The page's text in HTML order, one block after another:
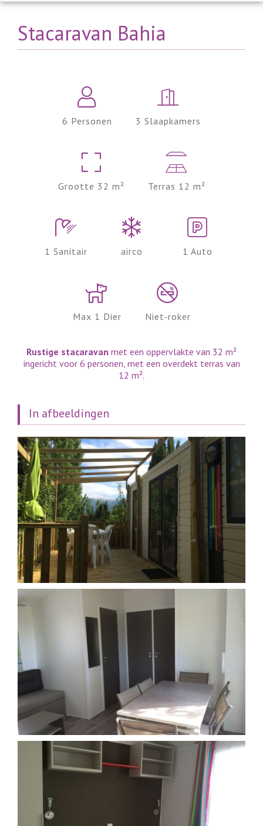
Stacaravan Bahia
6 Personen 3 Slaapkamers
Grootte 32 m² Terras 12 m²
1 Sanitair airco 1 Auto
Max 1 Dier Niet-roker
Rustige stacaravan met een oppervlakte van 32 m²
ingericht voor 6 personen, met een overdekt terras van
12 m².
In afbeeldingen